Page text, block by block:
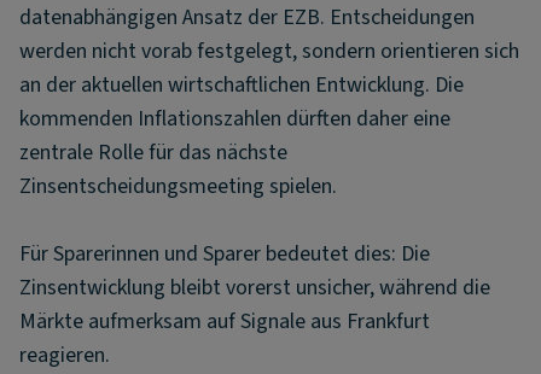
datenabhängigen Ansatz der EZB. Entscheidungen
werden nicht vorab festgelegt, sondern orientieren sich
an der aktuellen wirtschaftlichen Entwicklung. Die
kommenden Inflationszahlen dürften daher eine
zentrale Rolle für das nächste
Zinsentscheidungsmeeting spielen.
Für Sparerinnen und Sparer bedeutet dies: Die
Zinsentwicklung bleibt vorerst unsicher, während die
Märkte aufmerksam auf Signale aus Frankfurt
reagieren.